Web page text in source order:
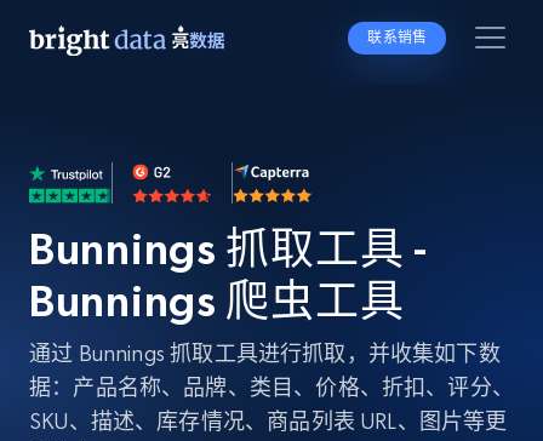
联系销售
Bunnings 抓取工具 -
Bunnings 爬虫工具
通过 Bunnings 抓取工具进行抓取，并收集如下数
据：产品名称、品牌、类目、价格、折扣、评分、
SKU、描述、库存情况、商品列表 URL、图片等更